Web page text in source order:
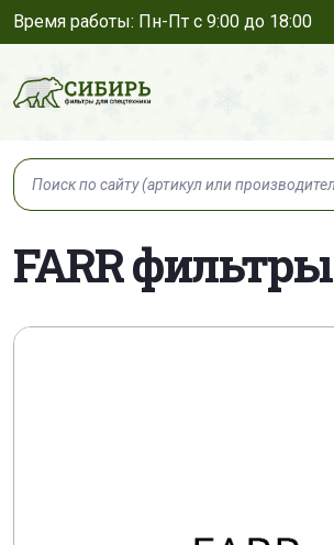
Время работы: Пн-Пт с 9:00 до 18:00
FARR фильтры